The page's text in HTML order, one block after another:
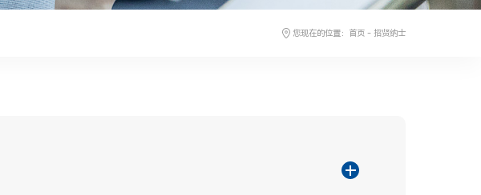
您现在的位置： 首页- 招贤纳士